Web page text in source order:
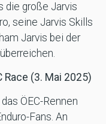
die große Jarvis
seine Jarvis Skills
Jarvis bei der
Race (3. Mai 2025)
ÖEC-Rennen
Fans. An